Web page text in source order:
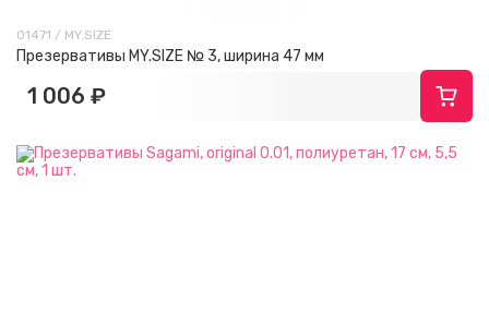
01471 / MY.SIZE
Презервативы MY.SIZE № 3, ширина 47 мм
1 006 ₽